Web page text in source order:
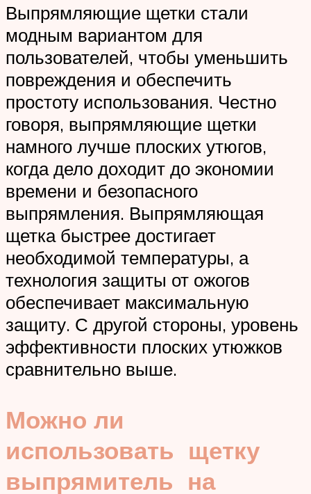
Выпрямляющие щетки стали
модным вариантом для
пользователей, чтобы уменьшить
повреждения и обеспечить
простоту использования. Честно
говоря, выпрямляющие щетки
намного лучше плоских утюгов,
когда дело доходит до экономии
времени и безопасного
выпрямления. Выпрямляющая
щетка быстрее достигает
необходимой температуры, а
технология защиты от ожогов
обеспечивает максимальную
защиту. С другой стороны, уровень
эффективности плоских утюжков
сравнительно выше.
Можно ли
использовать щетку
выпрямитель на